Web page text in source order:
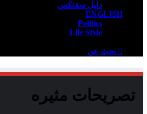
دليل سفنكس
ENGLISH
Politics
Life Style
بحث عن
تصريحات مثيره